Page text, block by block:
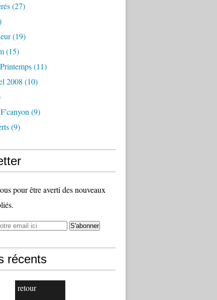
(27)
(19)
(15)
(11)
2008 (10)
(9)
(9)
pour être averti des nouveaux
récents
retour